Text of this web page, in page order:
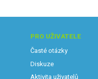
PRO UŽIVATELE
Časté otázky
Diskuze
Aktivita uživatelů